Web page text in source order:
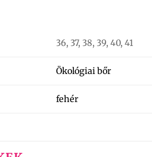
36, 37, 38, 39, 40, 41
Ökológiai bőr
fehér